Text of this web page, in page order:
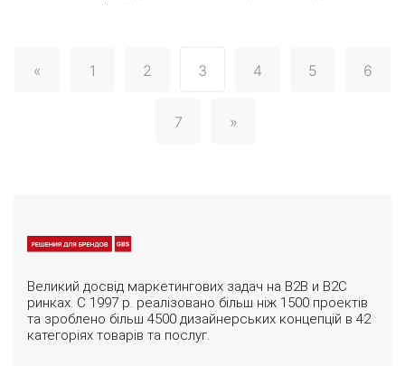
« 1 2 3 4 5 6
7 »
Великий досвід маркетингових задач на B2B и B2C
ринках. С 1997 р. реалізовано більш ніж 1500 проектів
та зроблено більш 4500 дизайнерських концепцій в 42
категоріях товарів та послуг.